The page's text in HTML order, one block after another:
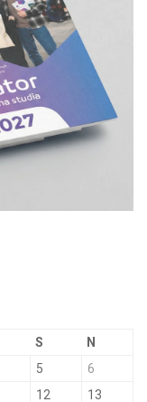
S
N
5
6
12 13